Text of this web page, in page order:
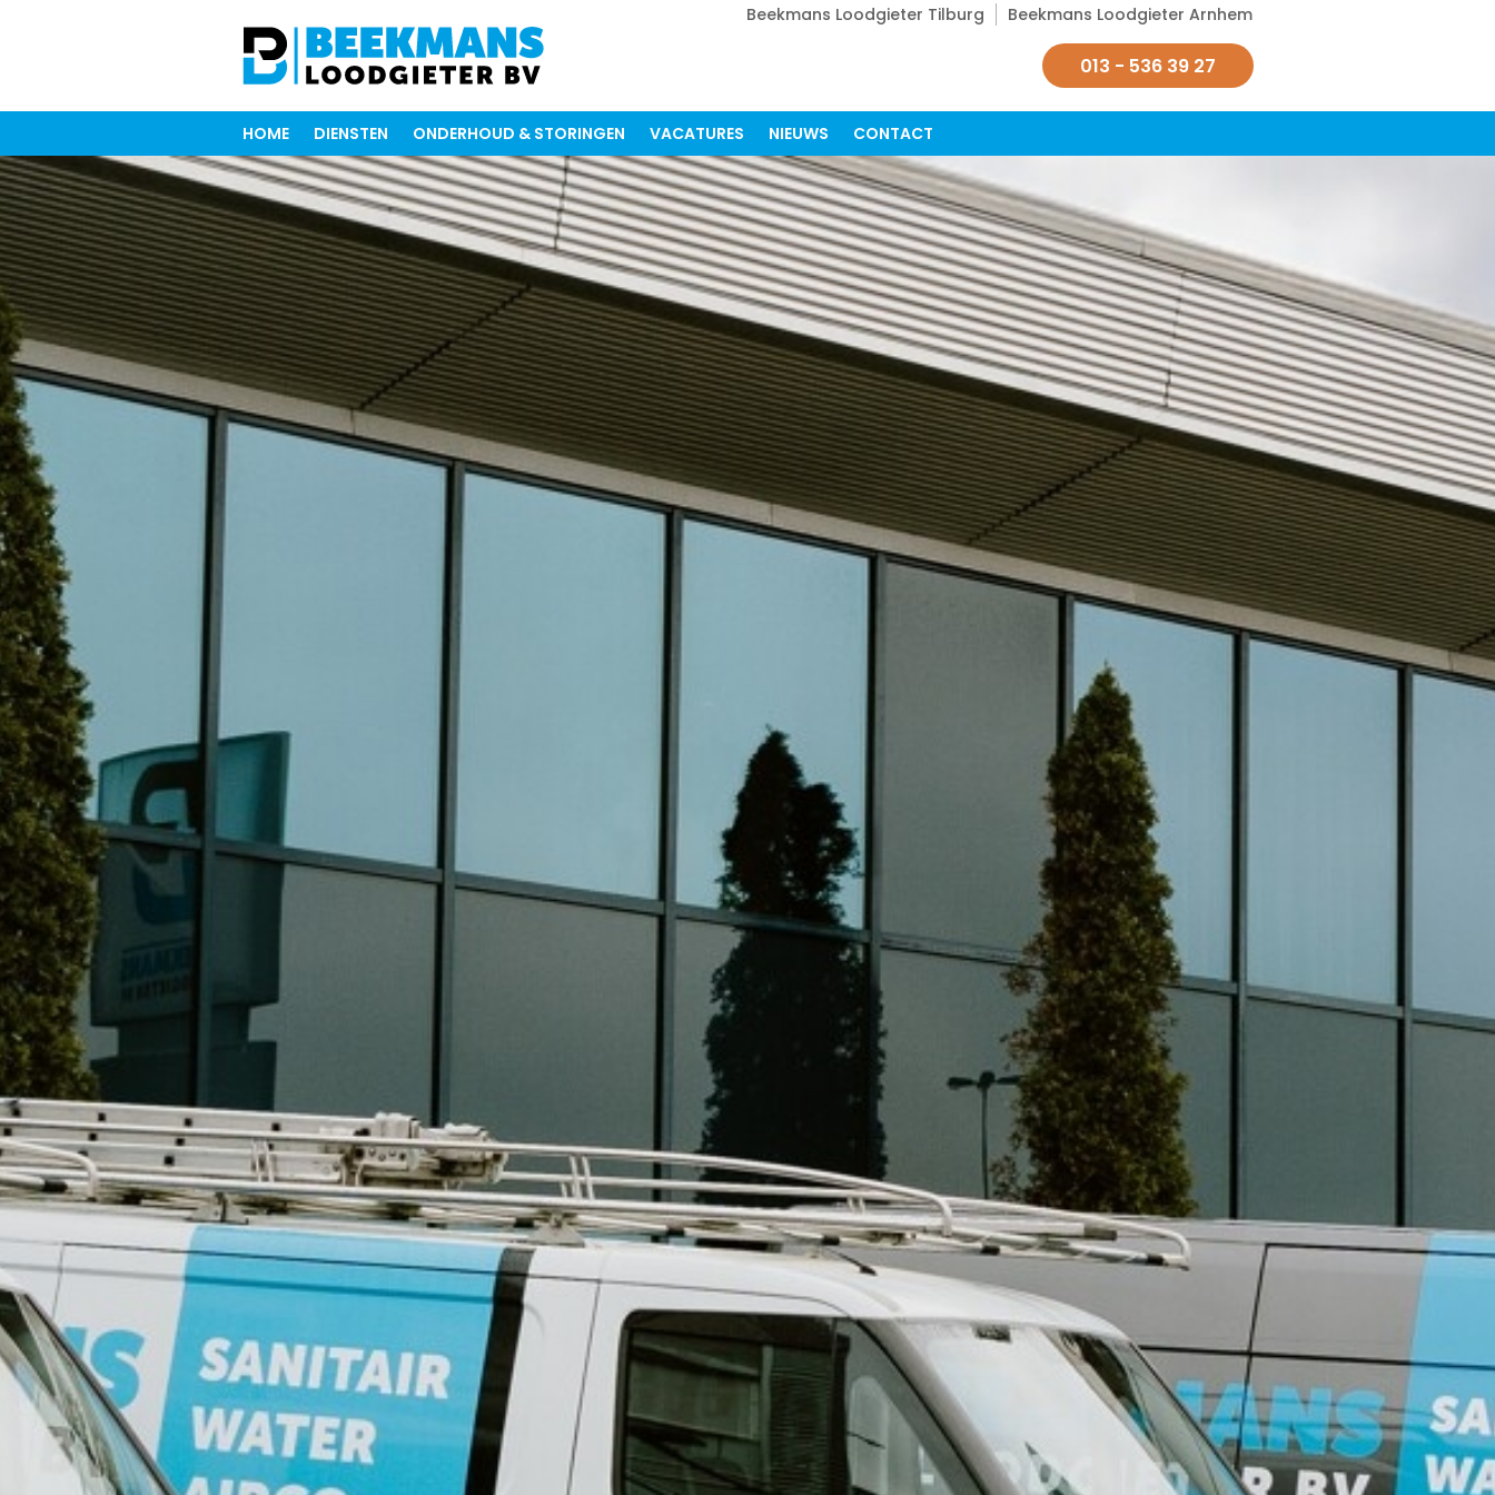
Beekmans Loodgieter Tilburg Beekmans Loodgieter Arnhem
013 - 536 39 27
HOME DIENSTEN ONDERHOUD & STORINGEN VACATURES NIEUWS CONTACT